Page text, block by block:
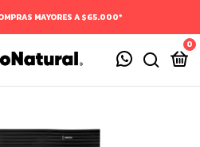
MAYORES A $65.000*
0